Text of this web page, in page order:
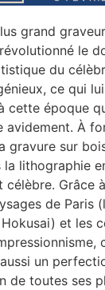
grand
le
du
ce qui
époque
À
sur
lithographie
célèbre. Grâce
de Paris
et les
un
de toutes ses